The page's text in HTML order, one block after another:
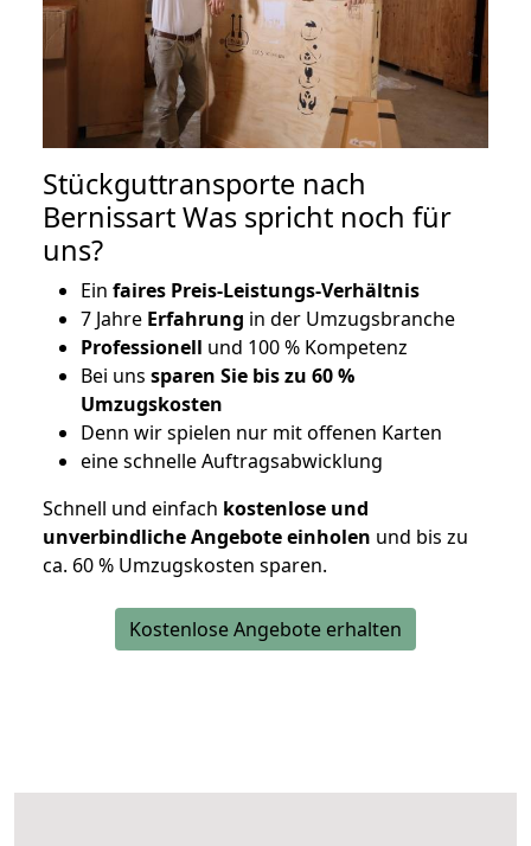
Stückguttransporte nach
Bernissart Was spricht noch für
uns?
Ein faires Preis-Leistungs-Verhältnis
7 Jahre Erfahrung in der Umzugsbranche
Professionell und 100 % Kompetenz
Bei uns sparen Sie bis zu 60 %
Umzugskosten
Denn wir spielen nur mit offenen Karten
eine schnelle Auftragsabwicklung
Schnell und einfach kostenlose und
unverbindliche Angebote einholen und bis zu
ca. 60 % Umzugskosten sparen.
Kostenlose Angebote erhalten